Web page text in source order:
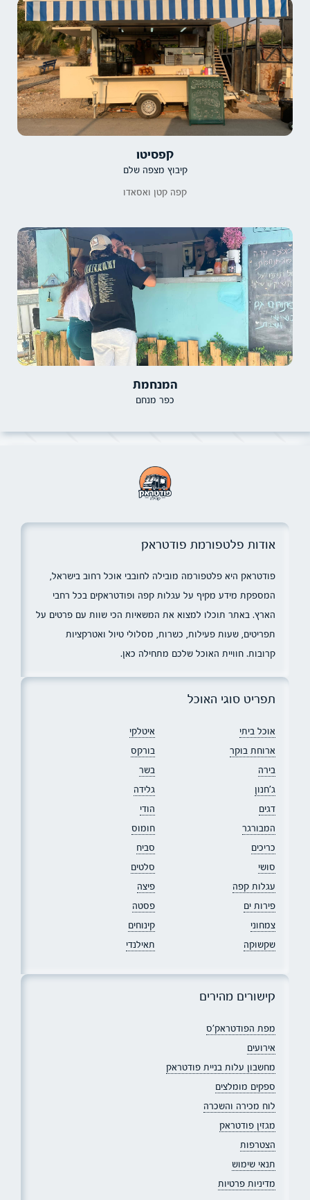
קפסיטו
קיבוץ מצפה שלם
קפה קטן ואסאדו
המנחמת
כפר מנחם
אודות פלטפורמת פודטראק
פודטראק היא פלטפורמה מובילה לחובבי אוכל רחוב בישראל,
המספקת מידע מקיף על עגלות קפה ופודטראקים בכל רחבי
הארץ. באתר תוכלו למצוא את המשאיות הכי שוות עם פרטים על
תפריטים, שעות פעילות, כשרות, מסלולי טיול ואטרקציות
קרובות. חוויית האוכל שלכם מתחילה כאן.
תפריט סוגי האוכל
אוכל ביתי
איטלקי
ארוחת בוקר
בורקס
בירה
בשר
ג׳חנון
גלידה
דגים
הודי
המבורגר
חומוס
כריכים
סביח
סושי
סלטים
עגלות קפה
פיצה
פירות ים
פסטה
צמחוני
קינוחים
שקשוקה
תאילנדי
קישורים מהירים
מפת הפודטראק׳ס
אירועים
מחשבון עלות בניית פודטראק
ספקים מומלצים
לוח מכירה והשכרה
מגזין פודטראק
הצטרפות
תנאי שימוש
מדיניות פרטיות